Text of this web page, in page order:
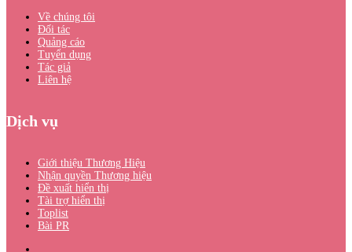
Về chúng tôi
Đối tác
Quảng cáo
Tuyển dụng
Tác giả
Liên hệ
Dịch vụ
Giới thiệu Thương Hiệu
Nhận quyền Thương hiệu
Đề xuất hiển thị
Tài trợ hiển thị
Toplist
Bài PR